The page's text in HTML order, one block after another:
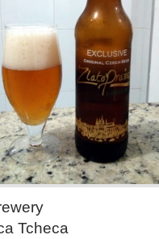
Tcheca